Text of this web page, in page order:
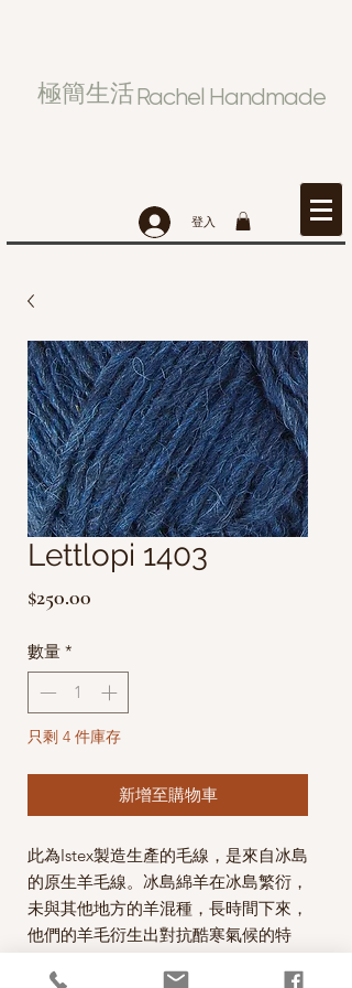
極簡生活Rachel Handmade
登入
Lettlopi 1403
$250.00
數量 *
只剩 4 件庫存
新增至購物車
此為Istex製造生產的毛線，是來自冰島
的原生羊毛線。 冰島綿羊在冰島繁衍，
未與其他地方的羊混種，長時間下來，
他們的羊毛衍生出對抗酷寒氣候的特